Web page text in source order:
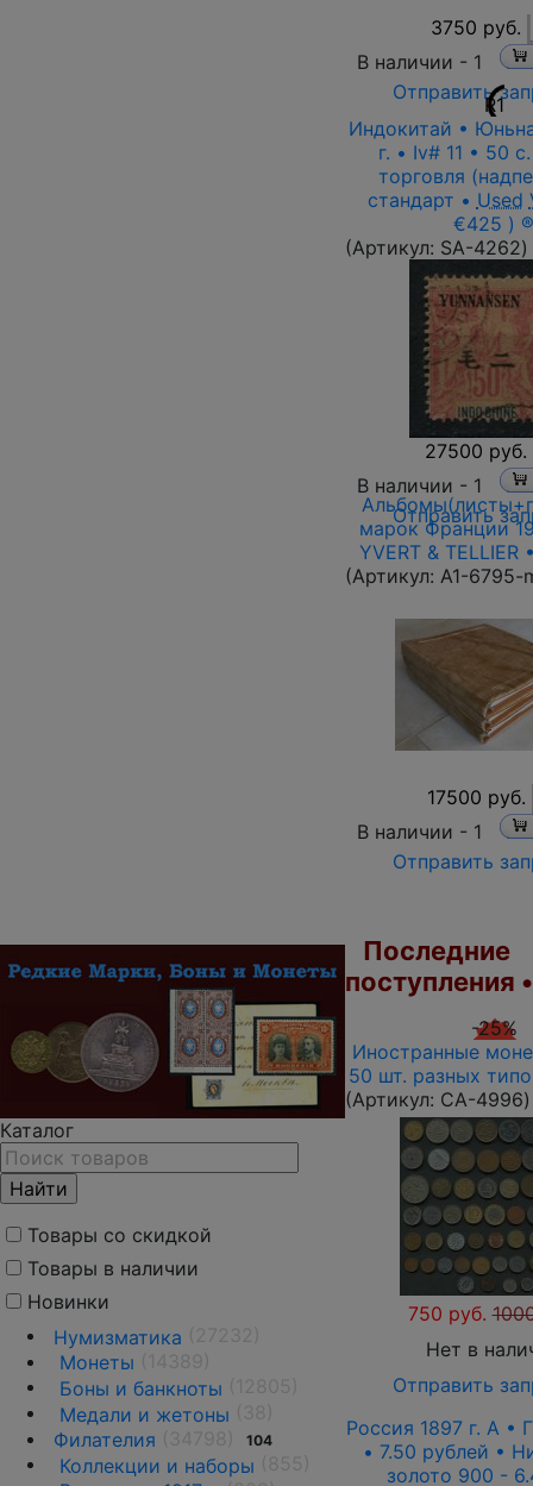
Каталог
Товары со скидкой
Товары в наличии
Новинки
Нумизматика
Монеты
Боны и банкноты
Медали и жетоны
Филателия
104
Коллекции и наборы
3750 руб.
В наличии - 1
Отправить
R1
Индокитай •
г. • Iv# 11 • 50
торговля
стандарт • Used
€425 ) ®
(Артикул: SA-4262)
27500 руб.
В наличии - 1
Отправить
марок Франции
YVERT & TELLIER
(Артикул: A1-6795-
17500 руб.
В наличии - 1
Отправить
Последние
поступления
-25%
Иностранные
50 шт. разных
(Артикул: CA-4996)
750 руб.
Нет в
Отправить
Россия 1897 г. А •
• 7.50 рублей •
золото 900 -